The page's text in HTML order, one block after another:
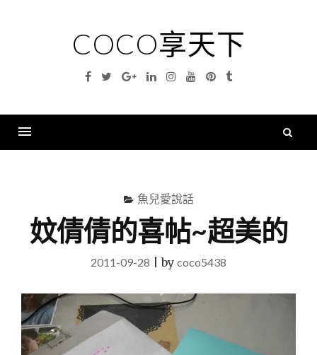
COCO享天下
Facebook
TwitterGoogleLinkedinInstagramYouTubePinterest
Tumblr
魚兒愛說話
妏倩倩的喜帖~超美的
2011-09-28 |by coco5438